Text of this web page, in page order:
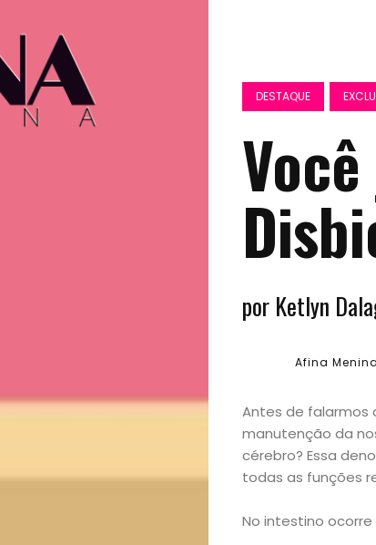
DESTAQUE
por Ketlyn
Afina Menina
Antes de falarmos
manutenção da
cérebro? Essa
todas as funções
No intestino